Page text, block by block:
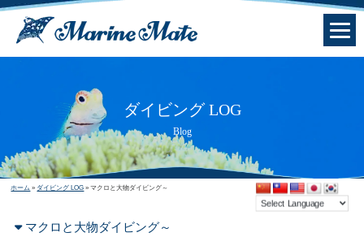
ダイビング LOG
Blog
ホーム » ダイビング LOG » マクロと大物ダイビング～
マクロと大物ダイビング～